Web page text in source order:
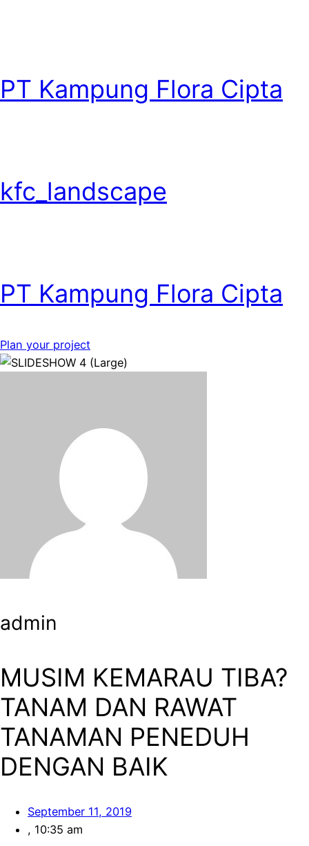
PT Kampung Flora Cipta
kfc_landscape
PT Kampung Flora Cipta
Plan your project
admin
MUSIM KEMARAU TIBA?
TANAM DAN RAWAT
TANAMAN PENEDUH
DENGAN BAIK
September 11, 2019
, 10:35 am